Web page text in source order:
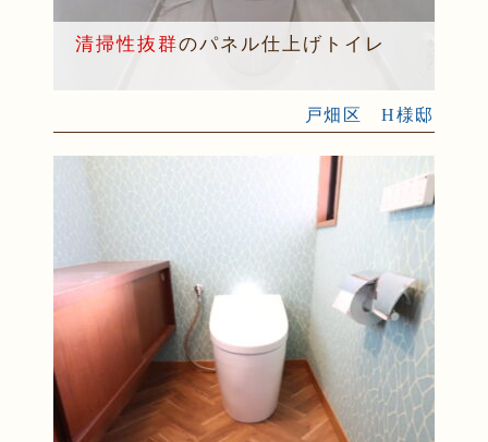
清掃性抜群のパネル仕上げトイレ
戸畑区 H様邸